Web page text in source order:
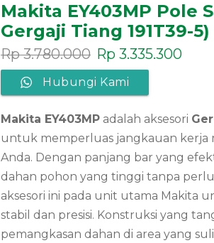
Makita EY403MP Pole
Gergaji Tiang 191T39-5)
Rp3.780.000 Rp 3.335.300
Hubungi Kami
Makita EY403MP adalah aksesori
untuk memperluas jangkauan kerja
Anda. Dengan panjang bar yang
dahan pohon yang tinggi tanpa
aksesori ini pada unit utama Makita
stabil dan presisi. Konstruksi yang
pemangkasan dahan di area yang